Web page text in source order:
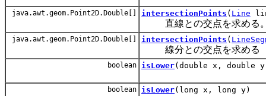
java.awt.geom.Point2D.Double[] intersectionPoints ( Line
直線との交点を求める
java.awt.geom.Point2D.Double[] intersectionPoints (
線分との交点を求める
boolean isLower(double x, double
boolean isLower(long x, long y)